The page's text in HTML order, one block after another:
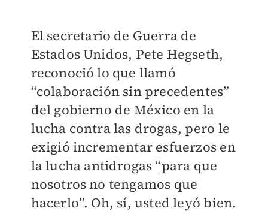
El secretario de Guerra de
Estados Unidos, Pete Hegseth,
reconoció lo que llamó
“colaboración sin precedentes”
del gobierno de México en la
lucha contra las drogas, pero le
exigió incrementar esfuerzos en
la lucha antidrogas “para que
nosotros no tengamos que
hacerlo”. Oh, sí, usted leyó bien.